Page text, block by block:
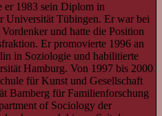
er 1983 sein Diplom in
Universität Tübingen. Er war bei
und hatte die Position
Er promovierte 1996 an
in Soziologie und habilitierte
Hamburg. Von 1997 bis 2000
für Kunst und Gesellschaft
Bamberg für Familienforschung
of Sociology der